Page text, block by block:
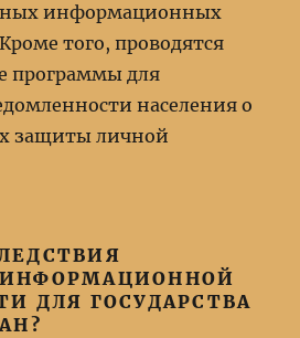
информационных
того, проводятся
программы для
населения о
защиты личной
ДЛЯ ГОСУДАРСТВА